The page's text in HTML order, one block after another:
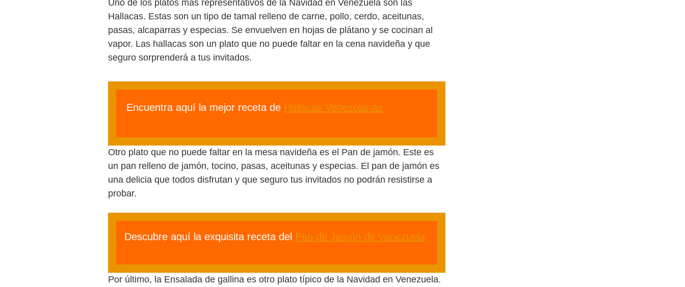
Uno de los platos más representativos de la Navidad en Venezuela son las
Hallacas. Estas son un tipo de tamal relleno de carne, pollo, cerdo, aceitunas,
pasas, alcaparras y especias. Se envuelven en hojas de plátano y se cocinan al
vapor. Las hallacas son un plato que no puede faltar en la cena navideña y que
seguro sorprenderá a tus invitados.
Encuentra aquí la mejor receta de Hallacas Venezolanas
Otro plato que no puede faltar en la mesa navideña es el Pan de jamón. Este es
un pan relleno de jamón, tocino, pasas, aceitunas y especias. El pan de jamón es
una delicia que todos disfrutan y que seguro tus invitados no podrán resistirse a
probar.
Descubre aquí la exquisita receta del Pan de Jamón de Venezuela
Por último, la Ensalada de gallina es otro plato típico de la Navidad en Venezuela.